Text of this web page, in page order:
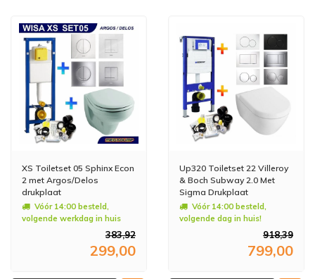
XS Toiletset 05 Sphinx Econ
2 met Argos/Delos
drukplaat
Vóór 14:00 besteld,
volgende werkdag in huis
383,92
299,00
Up320 Toiletset 22 Villeroy
& Boch Subway 2.0 Met
Sigma Drukplaat
Vóór 14:00 besteld,
volgende dag in huis!
918,39
799,00